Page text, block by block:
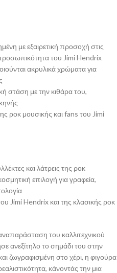
με εξαιρετική προσοχή στις
του Jimi Hendrix
ακρυλικά χρώματα για
στάση με την κιθάρα του,
ροκ μουσικής και fans του Jimi
και λάτρεις της ροκ
επιλογή για γραφεία,
Jimi Hendrix και της κλασικής ροκ
του καλλιτεχνικού
ανεξίτηλο το σημάδι του στην
ζωγραφισμένη στο χέρι, η φιγούρα
κάνοντάς την μια